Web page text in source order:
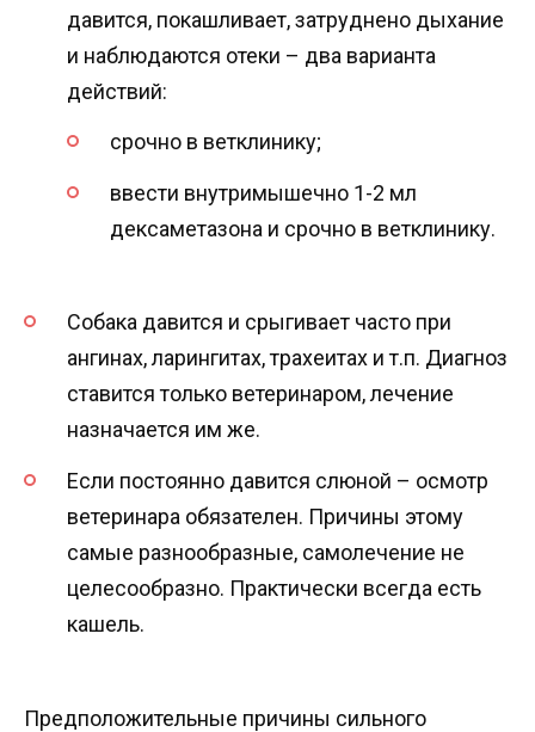
давится, покашливает, затруднено дыхание
и наблюдаются отеки – два варианта
действий:
срочно в ветклинику;
ввести внутримышечно 1-2 мл
дексаметазона и срочно в ветклинику.
Собака давится и срыгивает часто при
ангинах, ларингитах, трахеитах и т.п. Диагноз
ставится только ветеринаром, лечение
назначается им же.
Если постоянно давится слюной – осмотр
ветеринара обязателен. Причины этому
самые разнообразные, самолечение не
целесообразно. Практически всегда есть
кашель.
Предположительные причины сильного